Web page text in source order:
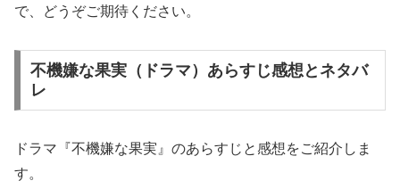
で、どうぞご期待ください。
不機嫌な果実（ドラマ）あらすじ感想とネタバ
レ
ドラマ『不機嫌な果実』のあらすじと感想をご紹介しま
す。